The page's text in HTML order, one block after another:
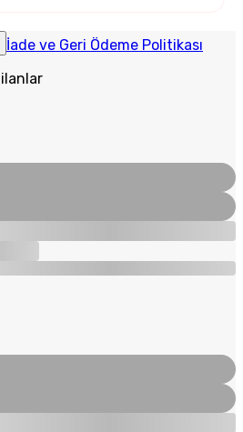
İade ve Geri Ödeme Politikası